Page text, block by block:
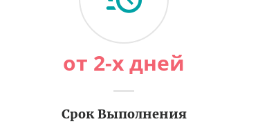
от 2-х дней
Срок Выполнения